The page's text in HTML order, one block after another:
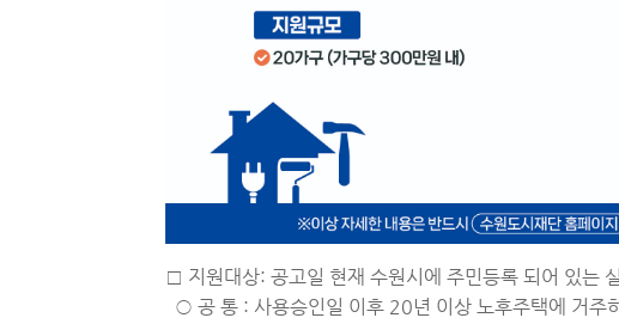
□ 지원대상: 공고일 현재 수원시에 주민등록 되어 있는
○ 공 통 : 사용승인일 이후 20년 이상 노후주택에 거